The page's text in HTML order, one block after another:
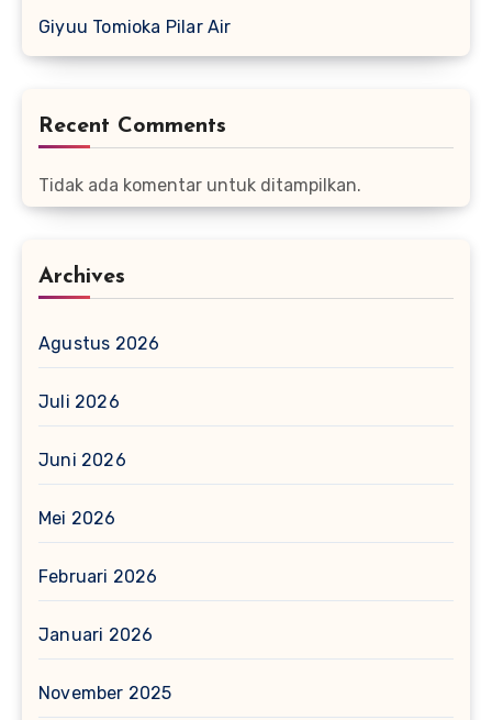
Giyuu Tomioka Pilar Air
Recent Comments
Tidak ada komentar untuk ditampilkan.
Archives
Agustus 2026
Juli 2026
Juni 2026
Mei 2026
Februari 2026
Januari 2026
November 2025